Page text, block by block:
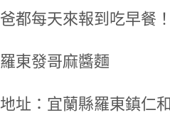
爸都每天來報到吃早餐！
羅東發哥麻醬麵
地址：宜蘭縣羅東鎮仁